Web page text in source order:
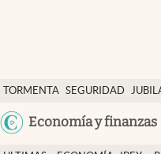
TORMENTA SEGURIDAD
Economía y finanzas
Economía y finanzas
Política